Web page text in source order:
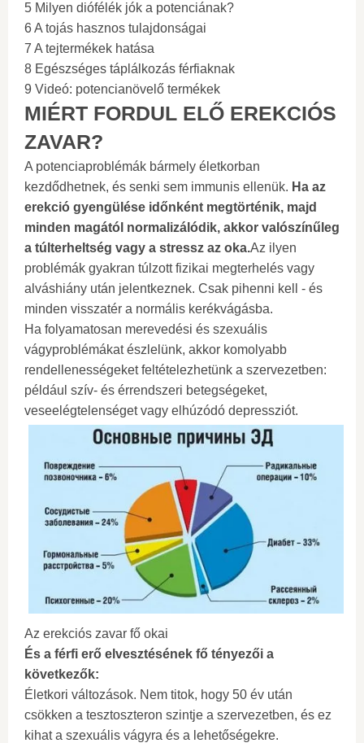
5 Milyen diófélék jók a potenciának?
6 A tojás hasznos tulajdonságai
7 A tejtermékek hatása
8 Egészséges táplálkozás férfiaknak
9 Videó: potencianövelő termékek
MIÉRT FORDUL ELŐ EREKCIÓS
ZAVAR?
A potenciaproblémák bármely életkorban
kezdődhetnek, és senki sem immunis ellenük. Ha az
erekció gyengülése időnként megtörténik, majd
minden magától normalizálódik, akkor valószínűleg
a túlterheltség vagy a stressz az oka.Az ilyen
problémák gyakran túlzott fizikai megterhelés vagy
alváshiány után jelentkeznek. Csak pihenni kell - és
minden visszatér a normális kerékvágásba.
Ha folyamatosan merevedési és szexuális
vágyproblémákat észlelünk, akkor komolyabb
rendellenességeket feltételezhetünk a szervezetben:
például szív- és érrendszeri betegségeket,
veseelégtelenséget vagy elhúzódó depressziót.
Az erekciós zavar fő okai
És a férfi erő elvesztésének fő tényezői a
következők:
Életkori változások. Nem titok, hogy 50 év után
csökken a tesztoszteron szintje a szervezetben, és ez
kihat a szexuális vágyra és a lehetőségekre.